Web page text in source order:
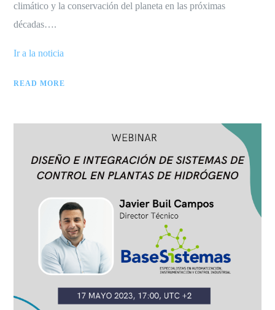
climático y la conservación del planeta en las próximas
décadas….
Ir a la noticia
READ MORE